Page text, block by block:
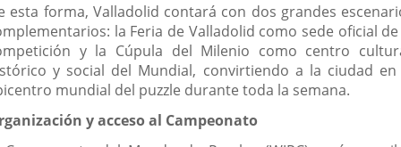
esta forma, Valladolid contará con dos grandes
la Feria de Valladolid como sede oficial
y la Cúpula del Milenio como centro
y social del Mundial, convirtiendo a la ciudad en
mundial del puzzle durante toda la semana.
y acceso al Campeonato